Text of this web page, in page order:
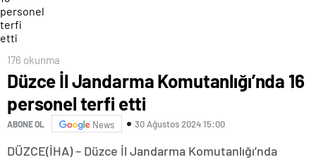
176 okunma
Düzce İl Jandarma Komutanlığı’nda 16
personel terfi etti
ABONE OL News 30 Ağustos 2024 15:00
DÜZCE(İHA) – Düzce İl Jandarma Komutanlığı’nda